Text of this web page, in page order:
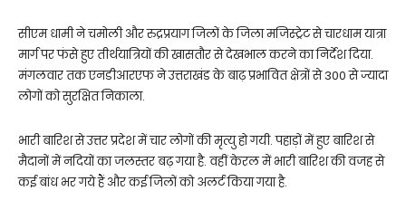
सीएम धामी ने चमोली और रुद्रप्रयाग जिलों के जिला मजिस्ट्रेट से चारधाम यात्रा
मार्ग पर फंसे हुए तीर्थयात्रियों की खासतौर से देखभाल करने का निर्देश दिया.
मंगलवार तक एनडीआरएफ ने उत्तराखंड के बाढ़ प्रभावित क्षेत्रों से 300 से ज्यादा
लोगों को सुरक्षित निकाला.
भारी बारिश से उत्तर प्रदेश में चार लोगों की मृत्यु हो गयी. पहाड़ों में हुए बारिश से
मैदानों में नदियों का जलस्तर बढ़ गया है. वहीं केरल में भारी बारिश की वजह से
कई बांध भर गये हैं और कई जिलों को अलर्ट किया गया है.